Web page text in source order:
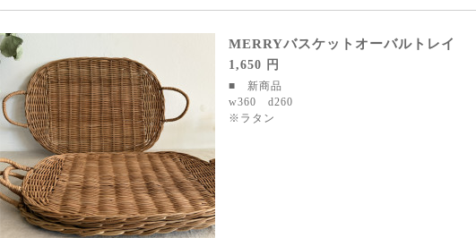
MERRYバスケットオーバルトレイ
1,650 円
■ 新商品
w360 d260
※ラタン